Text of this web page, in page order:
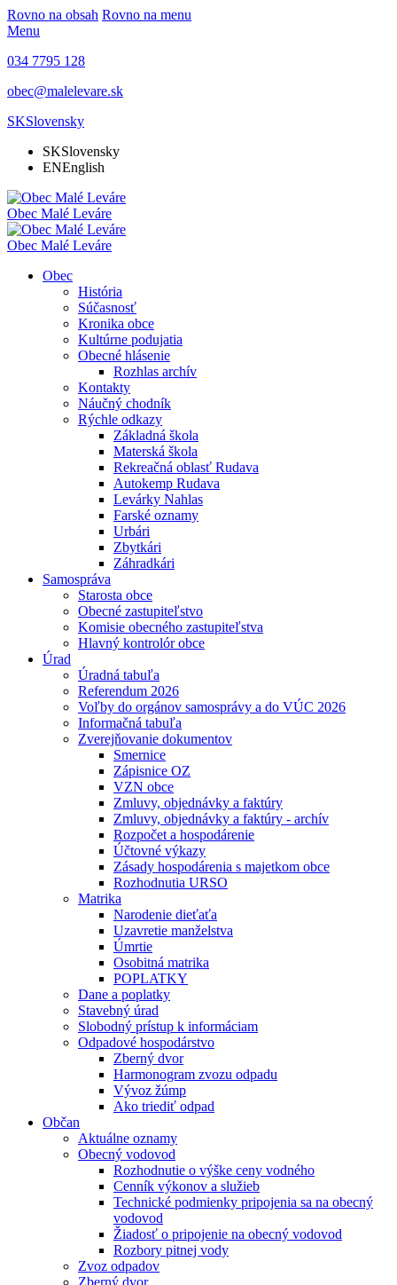
Rovno na obsah Rovno na menu
Menu
034 7795 128
obec@malelevare.sk
SKSlovensky
SKSlovensky
ENEnglish
Obec Malé Leváre
Obec Malé Leváre
Obec
História
Súčasnosť
Kronika obce
Kultúrne podujatia
Obecné hlásenie
Rozhlas archív
Kontakty
Náučný chodník
Rýchle odkazy
Základná škola
Materská škola
Rekreačná oblasť Rudava
Autokemp Rudava
Levárky Nahlas
Farské oznamy
Urbári
Zbytkári
Záhradkári
Samospráva
Starosta obce
Obecné zastupiteľstvo
Komisie obecného zastupiteľstva
Hlavný kontrolór obce
Úrad
Úradná tabuľa
Referendum 2026
Voľby do orgánov samosprávy a do VÚC 2026
Informačná tabuľa
Zverejňovanie dokumentov
Smernice
Zápisnice OZ
VZN obce
Zmluvy, objednávky a faktúry
Zmluvy, objednávky a faktúry - archív
Rozpočet a hospodárenie
Účtovné výkazy
Zásady hospodárenia s majetkom obce
Rozhodnutia URSO
Matrika
Narodenie dieťaťa
Uzavretie manželstva
Úmrtie
Osobitná matrika
POPLATKY
Dane a poplatky
Stavebný úrad
Slobodný prístup k informáciam
Odpadové hospodárstvo
Zberný dvor
Harmonogram zvozu odpadu
Vývoz žúmp
Ako triediť odpad
Občan
Aktuálne oznamy
Obecný vodovod
Rozhodnutie o výške ceny vodného
Cenník výkonov a služieb
Technické podmienky pripojenia sa na obecný
vodovod
Žiadosť o pripojenie na obecný vodovod
Rozbory pitnej vody
Zvoz odpadov
Zberný dvor